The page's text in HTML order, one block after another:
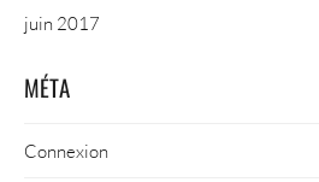
juin 2017
MÉTA
Connexion